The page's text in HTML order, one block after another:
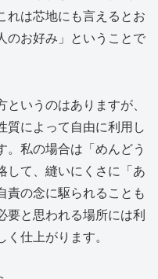
れは芯地にも言えるとお
のお好み」ということで
いうのはありますが、
質によって自由に利用し
。私の場合は「めんどう
して、縫いにくさに「あ
責の念に駆られることも
要と思われる場所には利
仕上がります。